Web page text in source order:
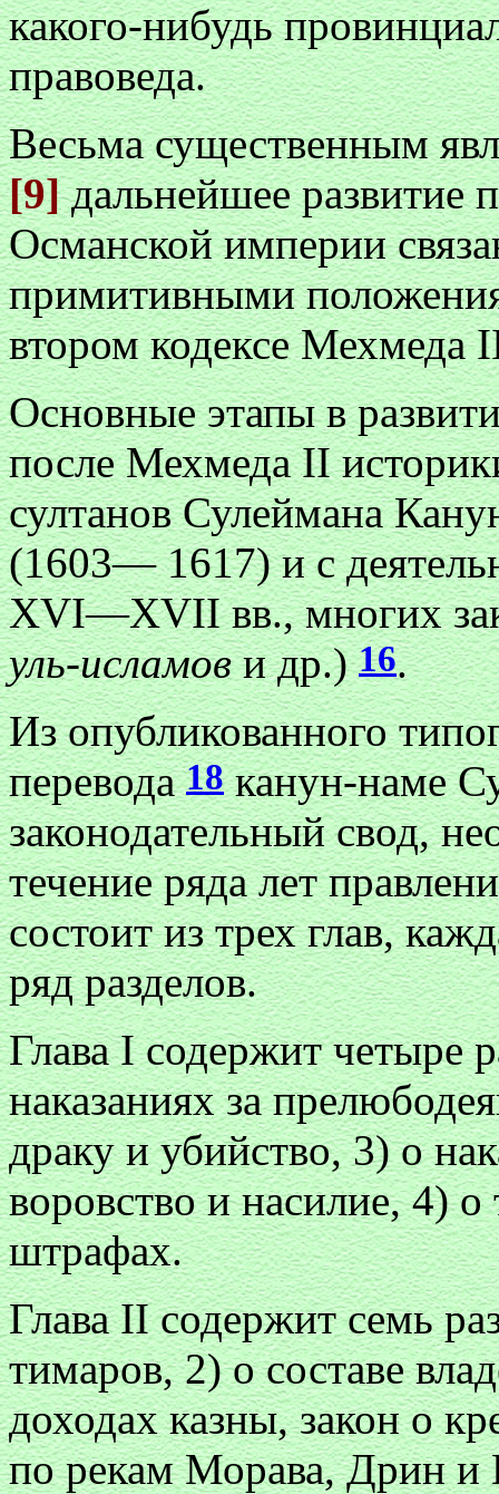
какого-нибудь
правоведа.
Весьма существенным
[9]дальнейшее развитие
Османской империи
примитивными
втором кодексе Мехмеда
Основные этапы в
после Мехмеда II
султанов Сулеймана
(1603— 1617) и с
XVI—XVII вв., многих
уль-исламови др.)16.
Из опубликованного
перевода18канун-наме
законодательный свод,
течение ряда лет
состоит из трех глав,
ряд разделов.
Глава I содержит четыре
наказаниях за
драку и убийство, 3) о
воровство и насилие, 4)
штрафах.
Глава II содержит семь
тимаров, 2) о составе
доходах казны, закон о
по рекам Морава, Дрин и